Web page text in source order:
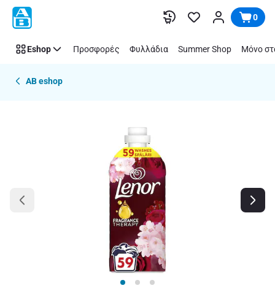
Παράλειψη 0
Eshop Προσφορές Φυλλάδια Summer Shop Μόνο
AB eshop